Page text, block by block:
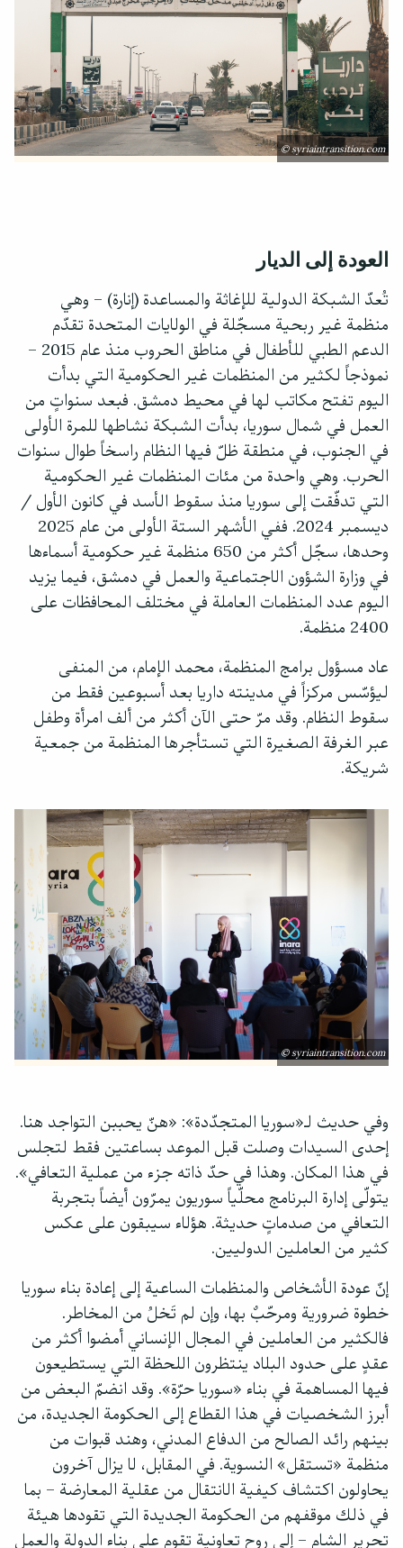
© syriaintransition.com
العودة إلى الديار
تُعدّ الشبكة الدولية للإغاثة والمساعدة (إنارة) – وهي
منظمة غير ربحية مسجّلة في الولايات المتحدة تقدّم
الدعم الطبي للأطفال في مناطق الحروب منذ عام 2015 –
نموذجاً لكثير من المنظمات غير الحكومية التي بدأت
اليوم تفتح مكاتب لها في محيط دمشق. فبعد سنواتٍ من
العمل في شمال سوريا، بدأت الشبكة نشاطها للمرة الأولى
في الجنوب، في منطقة ظلّ فيها النظام راسخاً طوال سنوات
الحرب. وهي واحدة من مئات المنظمات غير الحكومية
التي تدفّقت إلى سوريا منذ سقوط الأسد في كانون الأول /
ديسمبر 2024. ففي الأشهر الستة الأولى من عام 2025
وحدها، سجّل أكثر من 650 منظمة غير حكومية أسماءها
في وزارة الشؤون الاجتماعية والعمل في دمشق، فيما يزيد
اليوم عدد المنظمات العاملة في مختلف المحافظات على
2400 منظمة.
عاد مسؤول برامج المنظمة، محمد الإمام، من المنفى
ليؤسّس مركزاً في مدينته داريا بعد أسبوعين فقط من
سقوط النظام. وقد مرّ حتى الآن أكثر من ألف امرأة وطفل
عبر الغرفة الصغيرة التي تستأجرها المنظمة من جمعية
شريكة.
© syriaintransition.com
وفي حديث لـ«سوريا المتجدّدة»: «هنّ يحببن التواجد هنا.
إحدى السيدات وصلت قبل الموعد بساعتين فقط لتجلس
في هذا المكان. وهذا في حدّ ذاته جزء من عملية التعافي».
يتولّى إدارة البرنامج محلّياً سوريون يمرّون أيضاً بتجربة
التعافي من صدماتٍ حديثة. هؤلاء سيبقون على عكس
كثير من العاملين الدوليين.
إنّ عودة الأشخاص والمنظمات الساعية إلى إعادة بناء سوريا
خطوة ضرورية ومرحّبٌ بها، وإن لم تَخلُ من المخاطر.
فالكثير من العاملين في المجال الإنساني أمضوا أكثر من
عقدٍ على حدود البلاد ينتظرون اللحظة التي يستطيعون
فيها المساهمة في بناء «سوريا حرّة». وقد انضمّ البعض من
أبرز الشخصيات في هذا القطاع إلى الحكومة الجديدة، من
بينهم رائد الصالح من الدفاع المدني، وهند قبوات من
منظمة «تستقل» النسوية. في المقابل، لا يزال آخرون
يحاولون اكتشاف كيفية الانتقال من عقلية المعارضة – بما
في ذلك موقفهم من الحكومة الجديدة التي تقودها هيئة
تحرير الشام – إلى روح تعاونية تقوم على بناء الدولة والعمل